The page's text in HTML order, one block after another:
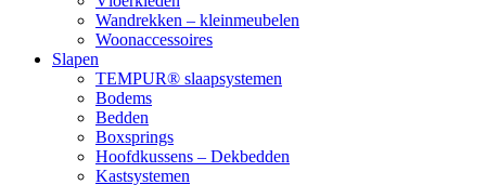
Wandrekken – kleinmeubelen
Woonaccessoires
Slapen
TEMPUR® slaapsystemen
Bodems
Bedden
Boxsprings
Hoofdkussens – Dekbedden
Kastsystemen